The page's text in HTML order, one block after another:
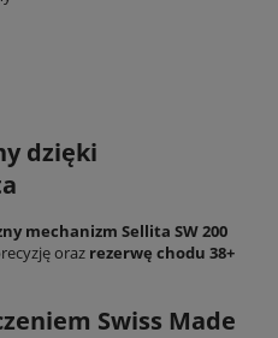
dzięki
mechanizm Sellita SW 200
oraz rezerwę chodu 38+
Swiss Made